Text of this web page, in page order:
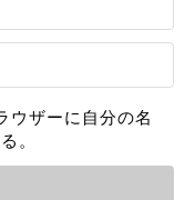
ウザーに自分の名
。